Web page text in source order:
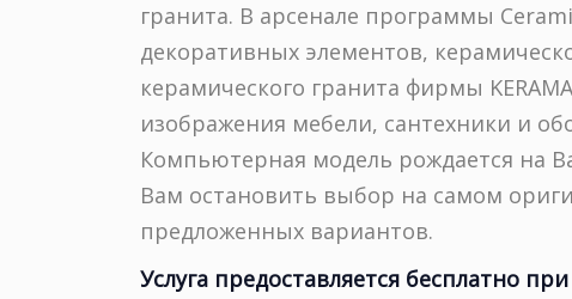
гранита. В арсенале программы
декоративных элементов,
керамического гранита фирмы
изображения мебели, сантехники и
Компьютерная модель рождается на
Вам остановить выбор на самом
предложенных вариантов.
Услуга предоставляется бесплатно